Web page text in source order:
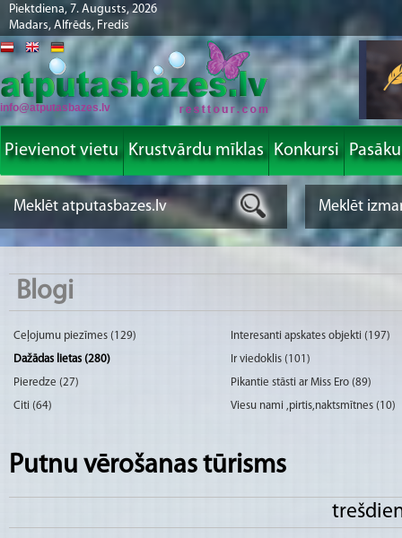
Piektdiena, 7. Augusts, 2026
Madars, Alfrēds, Fredis
info@atputasbazes.lv
Pievienot vietu Krustvārdu mīklas Konkursi
Blogi
Ceļojumu piezīmes (129)
Interesanti apskates objekti (197)
Dažādas lietas (280)
Ir viedoklis (101)
Pieredze (27)
Pikantie stāsti ar Miss Ero (89)
Citi (64)
Viesu nami ,pirtis,naktsmītnes (10)
Putnu vērošanas tūrisms